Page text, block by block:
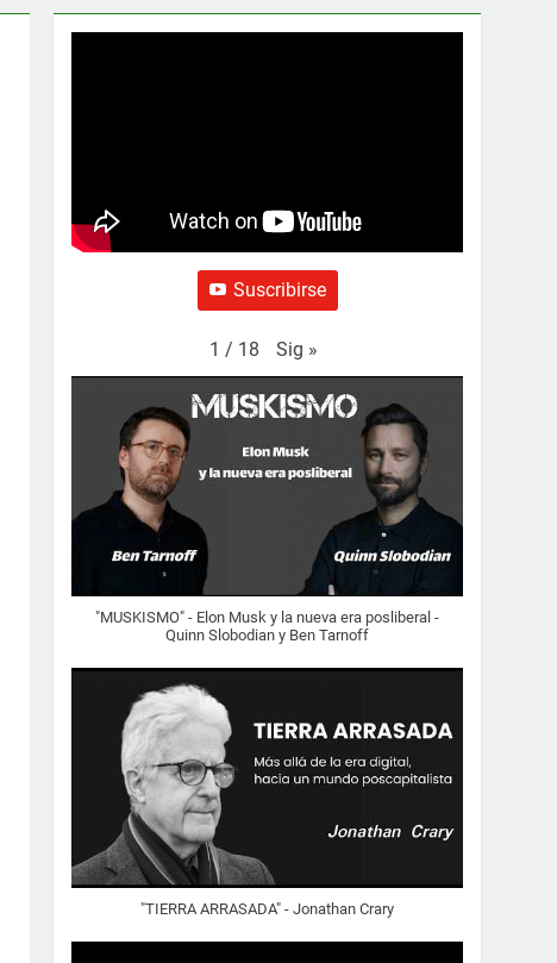
Suscribirse
1 / 18 Sig »
"MUSKISMO" - Elon Musk y la nueva era posliberal -
Quinn Slobodian y Ben Tarnoff
"TIERRA ARRASADA" - Jonathan Crary